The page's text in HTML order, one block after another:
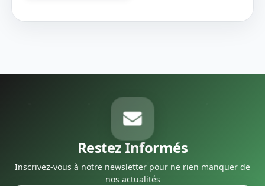
Restez Informés
Inscrivez-vous à notre newsletter pour ne rien manquer de
nos actualités